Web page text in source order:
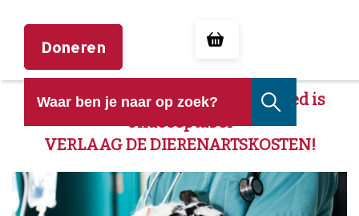
Doneren
Geld verdienen aan huisdierenleed is
onacceptabel
VERLAAG DE DIERENARTSKOSTEN!